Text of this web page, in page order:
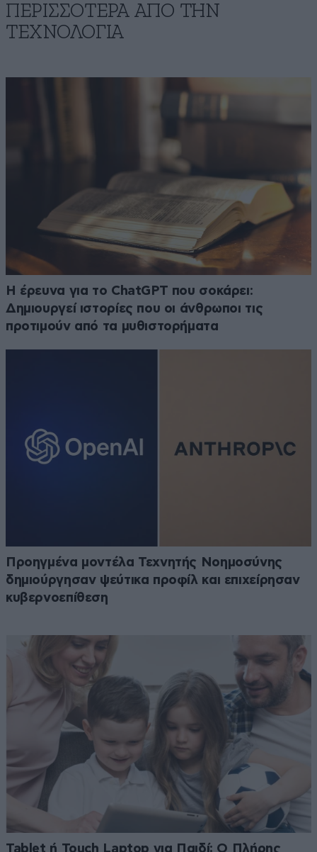
ΠΕΡΙΣΣΟΤΕΡΑ ΑΠΟ ΤΗΝ
ΤΕΧΝΟΛΟΓΙΑ
H έρευνα για το ChatGPT που σοκάρει:
Δημιουργεί ιστορίες που οι άνθρωποι τις
προτιμούν από τα μυθιστορήματα
Προηγμένα μοντέλα Τεχνητής Νοημοσύνης
δημιούργησαν ψεύτικα προφίλ και επιχείρησαν
κυβερνοεπίθεση
Tablet ή Touch Laptop για Παιδί; Ο Πλήρης